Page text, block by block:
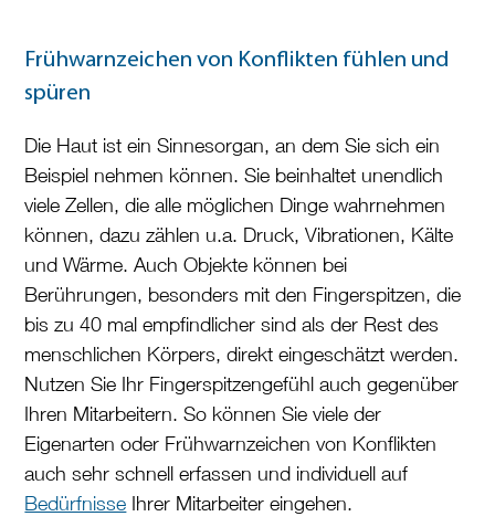
Frühwarnzeichen von Konflikten fühlen und
spüren
Die Haut ist ein Sinnesorgan, an dem Sie sich ein
Beispiel nehmen können. Sie beinhaltet unendlich
viele Zellen, die alle möglichen Dinge wahrnehmen
können, dazu zählen u.a. Druck, Vibrationen, Kälte
und Wärme. Auch Objekte können bei
Berührungen, besonders mit den Fingerspitzen, die
bis zu 40 mal empfindlicher sind als der Rest des
menschlichen Körpers, direkt eingeschätzt werden.
Nutzen Sie Ihr Fingerspitzengefühl auch gegenüber
Ihren Mitarbeitern. So können Sie viele der
Eigenarten oder Frühwarnzeichen von Konflikten
auch sehr schnell erfassen und individuell auf
Bedürfnisse Ihrer Mitarbeiter eingehen.